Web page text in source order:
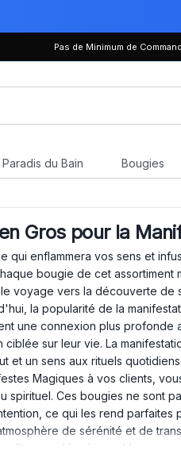
Pas de Minimum de
Paradis du Bain Bougies
Gros pour la
qui enflammera vos sens et
bougie de cet
voyage vers la découverte de
la popularité de la
une connexion plus
sur leur vie. La
et un sens aux rituels quotidiens.
Magiques à vos clients,
spirituel. Ces bougies ne sont
ce qui les rend parfaites
de sérénité et de
Bougies Manifestes Magiques